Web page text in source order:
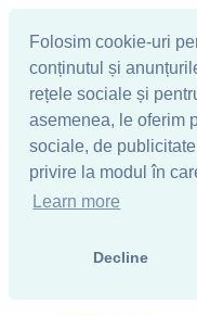
Folosim cookie-uri
conținutul și
rețele sociale și
asemenea, le oferim
sociale, de
privire la modul în
Learn more
Decline